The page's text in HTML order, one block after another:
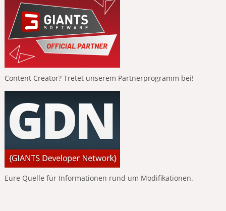
Content Creator? Tretet unserem Partnerprogramm bei!
Eure Quelle für Informationen rund um Modifikationen.